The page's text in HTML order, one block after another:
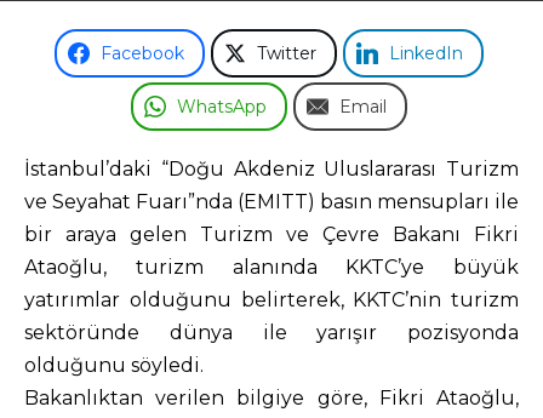
Facebook Twitter LinkedIn
WhatsApp Email
İstanbul’daki “Doğu Akdeniz Uluslararası Turizm
ve Seyahat Fuarı”nda (EMITT) basın mensupları ile
bir araya gelen Turizm ve Çevre Bakanı Fikri
Ataoğlu, turizm alanında KKTC’ye büyük
yatırımlar olduğunu belirterek, KKTC’nin turizm
sektöründe dünya ile yarışır pozisyonda
olduğunu söyledi.
Bakanlıktan verilen bilgiye göre, Fikri Ataoğlu,